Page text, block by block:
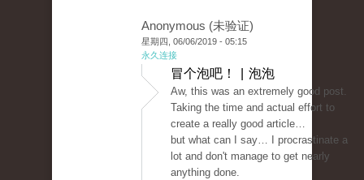
Anonymous (未验证)
星期四, 06/06/2019 - 05:15
永久连接
冒个泡吧！ | 泡泡
Aw, this was an extremely good post.
Taking the time and actual effort to
create a really good article…
but what can I say… I procrastinate a
lot and don't manage to get nearly
anything done.